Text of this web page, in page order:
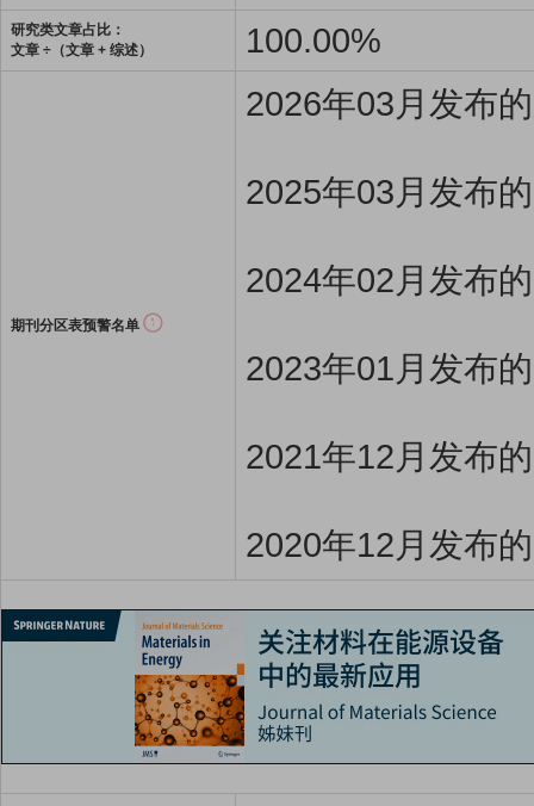
研究类文章占比：
文章 ÷（文章 + 综述）
100.00%
期刊分区表预警名单
2026年03月发布
2025年03月发布
2024年02月发布
2023年01月发布
2021年12月发布
2020年12月发布